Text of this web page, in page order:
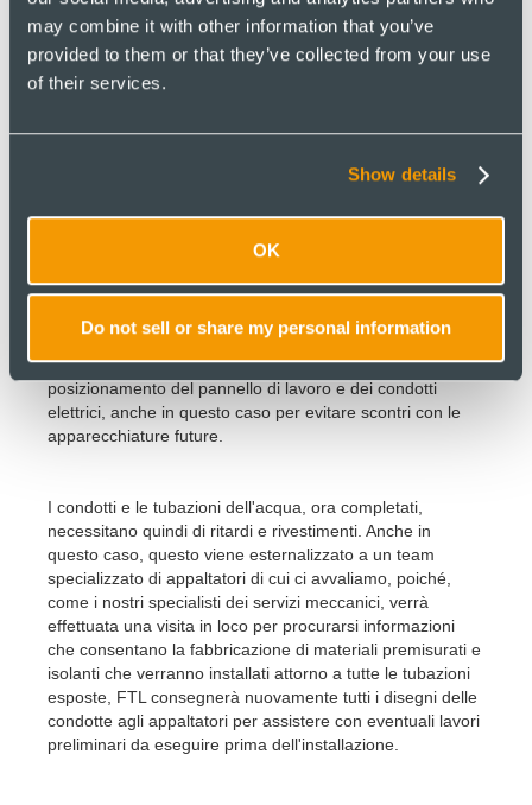
may combine it with other information that you’ve
provided to them or that they’ve collected from your use
of their services.
Show details
OK
Do not sell or share my personal information
poteva collegare al sistema di riscaldamento centralizzato
domestico e acqua calda del crematorio o a un sistema
alternativo in una data futura.
questo sito, in particolare, l'alimentazione elettrica
WD, come concordato nella gara d'appalto precedente.
Lo scopo dei lavori di FTL include la fornitura della rete
pannello macchina 1x FT3 + pannello FGT, questa è una
disposizione tipica della maggior parte dei siti su cui FTL
lavora. Ancora una volta la comunicazione tra FTL e
Fishwickes è stata fondamentale per prevenire il
posizionamento del pannello di lavoro e dei condotti
elettrici, anche in questo caso per evitare scontri con le
apparecchiature future.
I condotti e le tubazioni dell'acqua, ora completati,
necessitano quindi di ritardi e rivestimenti. Anche in
questo caso, questo viene esternalizzato a un team
specializzato di appaltatori di cui ci avvaliamo, poiché,
come i nostri specialisti dei servizi meccanici, verrà
effettuata una visita in loco per procurarsi informazioni
che consentano la fabbricazione di materiali premisurati e
isolanti che verranno installati attorno a tutte le tubazioni
esposte, FTL consegnerà nuovamente tutti i disegni delle
condotte agli appaltatori per assistere con eventuali lavori
preliminari da eseguire prima dell'installazione.